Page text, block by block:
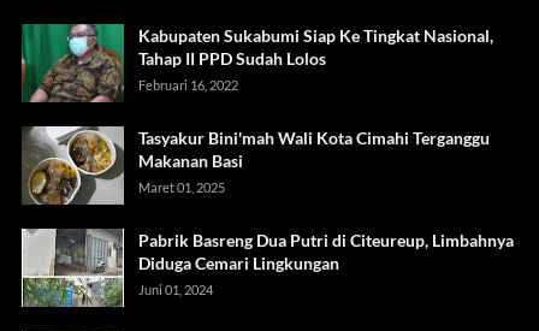
Kabupaten Sukabumi Siap Ke Tingkat Nasional,
Tahap II PPD Sudah Lolos
Februari 16, 2022
Tasyakur Bini'mah Wali Kota Cimahi Terganggu
Makanan Basi
Maret 01, 2025
Pabrik Basreng Dua Putri di Citeureup, Limbahnya
Diduga Cemari Lingkungan
Juni 01, 2024